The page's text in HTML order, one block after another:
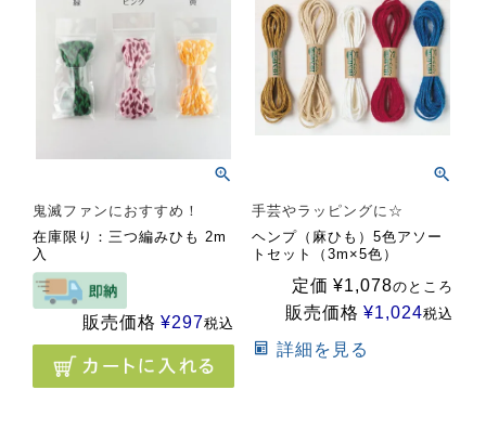
鬼滅ファンにおすすめ！
在庫限り：三つ編みひも 2m
入
販売価格 ¥297税込
手芸やラッピングに☆
ヘンプ（麻ひも）5色アソー
トセット（3m×5色）
定価 ¥1,078のところ
販売価格 ¥1,024税込
詳細を見る